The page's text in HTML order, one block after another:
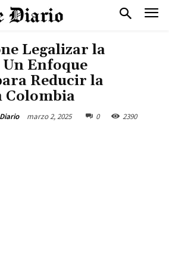
Legalizar la
Enfoque
Reducir la
Colombia
marzo 2, 2025 0 2390